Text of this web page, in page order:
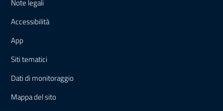
Note legali
Accessibilità
App
Siti tematici
Dati di monitoraggio
Mappadel sito